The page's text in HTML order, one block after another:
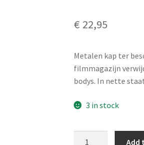
€ 22,95
Metalen kap ter
filmmagazijn
bodys. In nette
3 in stock
Add